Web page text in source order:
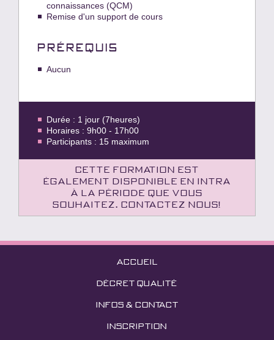
connaissances (QCM)
Remise d'un support de cours
PRÉREQUIS
Aucun
Durée : 1 jour (7heures)
Horaires : 9h00 - 17h00
Participants : 15 maximum
Cette formation est
également disponible en intra
à la période que vous
souhaitez. Contactez nous!
ACCUEIL
DÉCRET QUALITÉ
INFOS & CONTACT
INSCRIPTION